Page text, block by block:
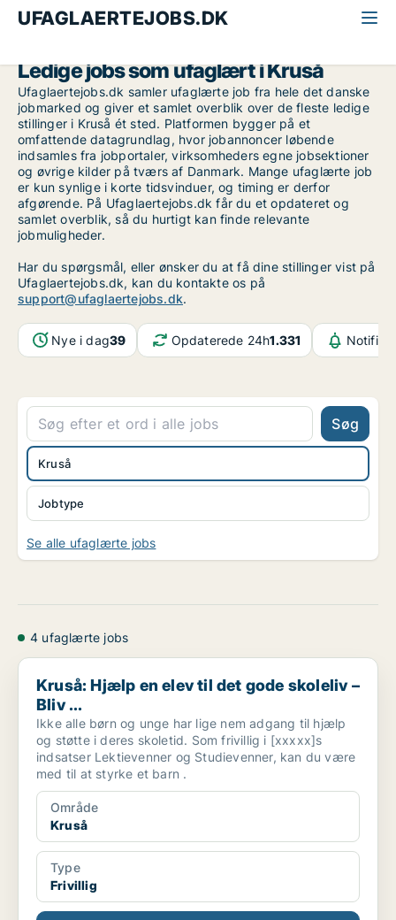
UFAGLAERTEJOBS.DK
Ledige jobs som ufaglært i Kruså
Ufaglaertejobs.dk samler ufaglærte job fra hele det danske
jobmarked og giver et samlet overblik over de fleste ledige
stillinger i Kruså ét sted. Platformen bygger på et
omfattende datagrundlag, hvor jobannoncer løbende
indsamles fra jobportaler, virksomheders egne jobsektioner
og øvrige kilder på tværs af Danmark. Mange ufaglærte job
er kun synlige i korte tidsvinduer, og timing er derfor
afgørende. På Ufaglaertejobs.dk får du et opdateret og
samlet overblik, så du hurtigt kan finde relevante
jobmuligheder.
Har du spørgsmål, eller ønsker du at få dine stillinger vist på
Ufaglaertejobs.dk, kan du kontakte os på
support@ufaglaertejobs.dk.
Nye i dag39 Opdaterede 24h1.331
Søg
Jobtype
Kruså
Se alle ufaglærte jobs
4 ufaglærte jobs
Kruså: Hjælp en elev til det gode skoleliv – Bliv ...
Kruså: Hjælp en elev til det gode skoleliv –
Bliv ...
Ikke alle børn og unge har lige nem adgang til hjælp
og støtte i deres skoletid. Som frivillig i [xxxxx]s
indsatser Lektievenner og Studievenner, kan du være
med til at styrke et barn .
Område
Kruså
Type
Frivillig